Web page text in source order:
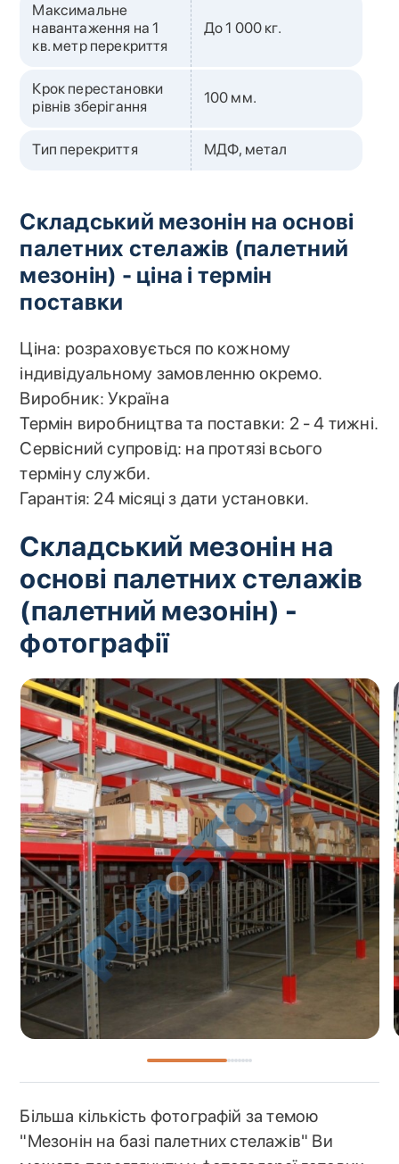
Максимальне
навантаження на 1
кв. метр перекриття
До 1 000 кг.
Крок перестановки
рівнів зберігання
100 мм.
Тип перекриття МДФ, метал
Складський мезонін на основі
палетних стелажів (палетний
мезонін) - ціна і термін
поставки
Ціна: розраховується по кожному
індивідуальному замовленню окремо.
Виробник: Україна
Термін виробництва та поставки: 2 - 4 тижні.
Сервісний супровід: на протязі всього
терміну служби.
Гарантія: 24 місяці з дати установки.
Складський мезонін на
основі палетних стелажів
(палетний мезонін) -
фотографії
Більша кількість фотографій за темою
"Мезонін на базі палетних стелажів" Ви